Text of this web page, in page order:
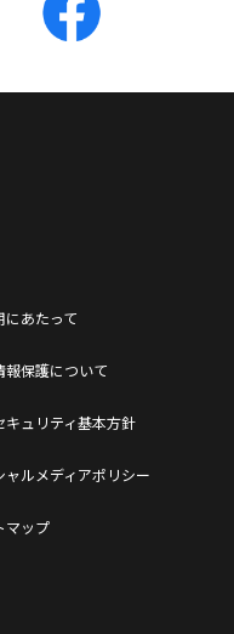
にあたって
報保護について
キュリティ基本方針
ャルメディアポリシー
マップ